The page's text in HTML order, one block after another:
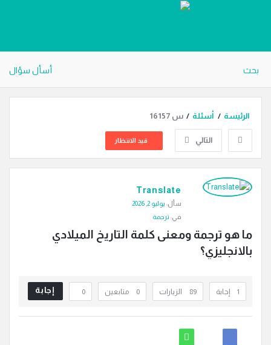
دليل
بحث أسأل سؤال
الرئيسة / أسئلة / س 16157
التالي قيد الانتظار
دليل
الترجمة
أسئلة
Translate
سأل: يوليو 2, 2026
في: ترجمة
بالانجليزي؟
‫1 إجابة 89 الزيارات 0 متابعين 0 إجابة